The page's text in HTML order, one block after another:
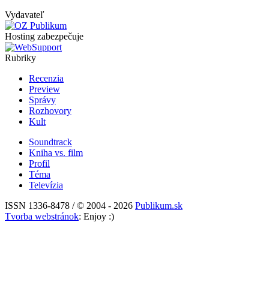
Vydavateľ
Hosting zabezpečuje
Rubriky
Recenzia
Preview
Správy
Rozhovory
Kult
Soundtrack
Kniha vs. film
Profil
Téma
Televízia
ISSN 1336-8478 / © 2004 - 2026 Publikum.sk
Tvorba webstránok: Enjoy :)